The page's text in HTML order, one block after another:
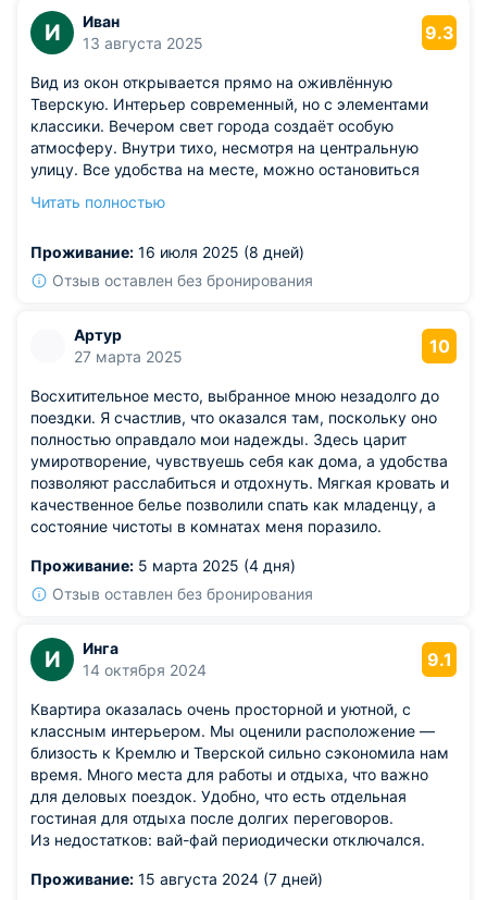
И
Иван
13 августа 2025
9.3
Вид из окон открывается прямо на оживлённую
Тверскую. Интерьер современный, но с элементами
классики. Вечером свет города создаёт особую
атмосферу. Внутри тихо, несмотря на центральную
улицу. Все удобства на месте, можно остановиться
ограничений.
Читать полностью
Проживание: 16 июля 2025 (8 дней)
Отзыв оставлен без бронирования
Артур
27 марта 2025
10
Восхитительное место, выбранное мною незадолго до
поездки. Я счастлив, что оказался там, поскольку оно
полностью оправдало мои надежды. Здесь царит
умиротворение, чувствуешь себя как дома, а удобства
позволяют расслабиться и отдохнуть. Мягкая кровать и
качественное белье позволили спать как младенцу, а
состояние чистоты в комнатах меня поразило.
Проживание: 5 марта 2025 (4 дня)
Отзыв оставлен без бронирования
И
Инга
14 октября 2024
9.1
Квартира оказалась очень просторной и уютной, с
классным интерьером. Мы оценили расположение —
близость к Кремлю и Тверской сильно сэкономила нам
время. Много места для работы и отдыха, что важно
для деловых поездок. Удобно, что есть отдельная
гостиная для отдыха после долгих переговоров.
Из недостатков: вай-фай периодически отключался.
Проживание: 15 августа 2024 (7 дней)